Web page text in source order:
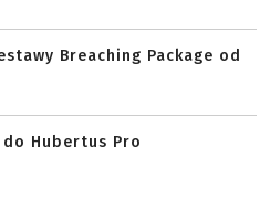
Breaching Package od
do Hubertus Pro